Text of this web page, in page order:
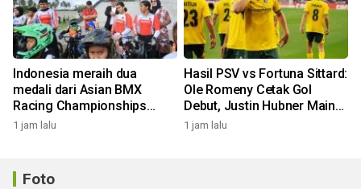
Indonesia meraih dua
medali dari Asian BMX
Racing Championships
2026
1 jam lalu
Hasil PSV vs Fortuna Sittard:
Ole Romeny Cetak Gol
Debut, Justin Hubner Main
Penuh!
1 jam lalu
Foto